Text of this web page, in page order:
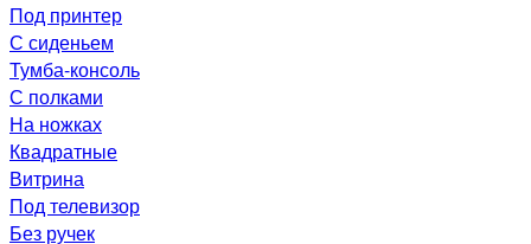
Под принтер
С сиденьем
Тумба-консоль
С полками
На ножках
Квадратные
Витрина
Под телевизор
Без ручек